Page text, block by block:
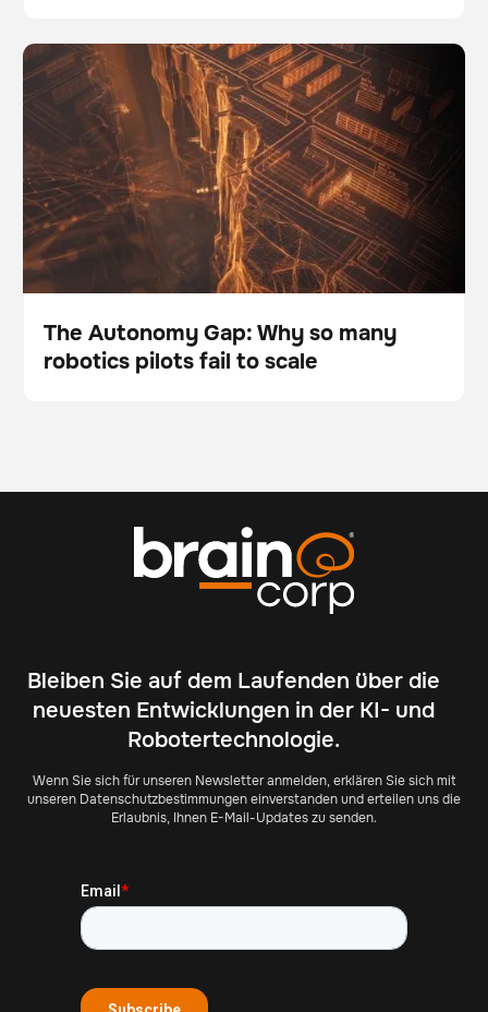
The Autonomy Gap: Why so many robotics pilots fail
to scale
BrainOS
Blog
The Autonomy Gap: Why so many
robotics pilots fail to scale
Bleiben Sie auf dem Laufenden über die
neuesten Entwicklungen in der KI- und
Robotertechnologie.
Wenn Sie sich für unseren Newsletter anmelden, erklären Sie sich mit
unseren Datenschutzbestimmungen einverstanden und erteilen uns die
Erlaubnis, Ihnen E-Mail-Updates zu senden.